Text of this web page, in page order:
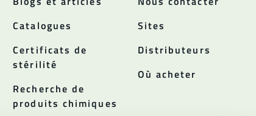
Catalogues
Certificats de
stérilité
Recherche de
produits chimiques
Sites
Distributeurs
Où acheter